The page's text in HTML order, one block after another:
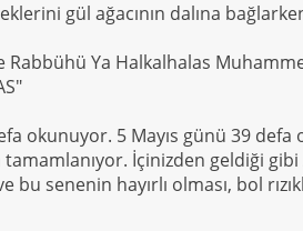
gül ağacının dalına
Rabbühü Ya Halkalhalas
okunuyor. 5 Mayıs günü 39 defa
İçinizden geldiği
bu senenin hayırlı olması, bol